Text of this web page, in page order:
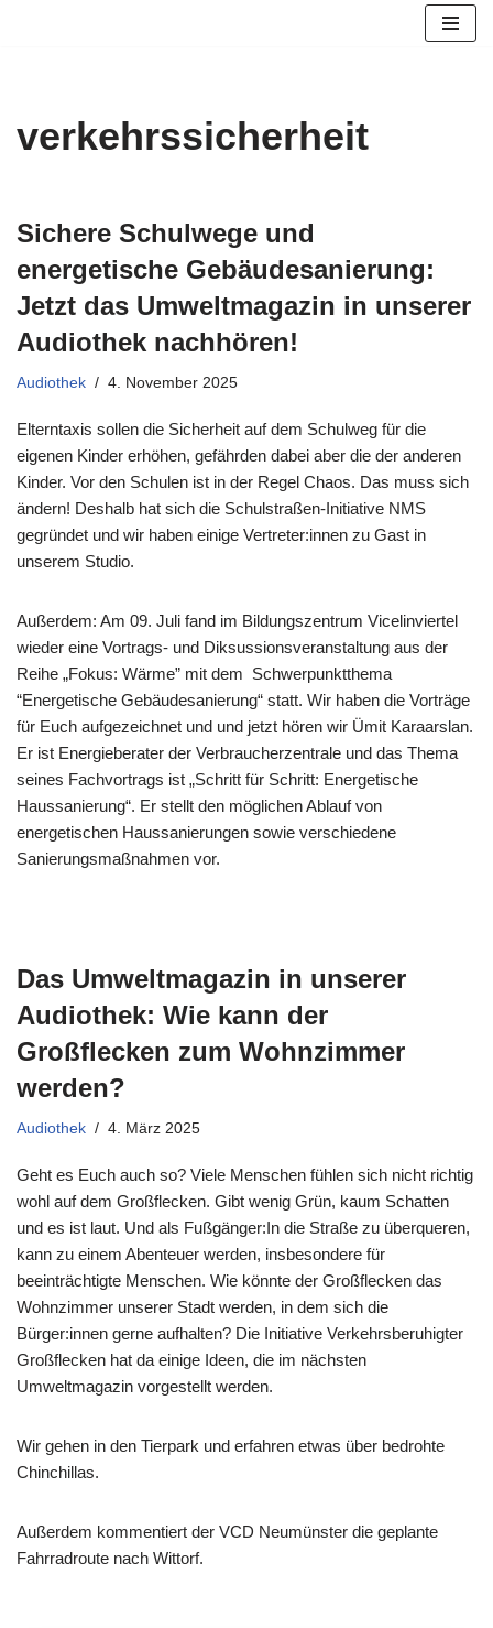
verkehrssicherheit
Sichere Schulwege und
energetische Gebäudesanierung:
Jetzt das Umweltmagazin in unserer
Audiothek nachhören!
Audiothek 4. November 2025
Elterntaxis sollen die Sicherheit auf dem Schulweg für die
eigenen Kinder erhöhen, gefährden dabei aber die der anderen
Kinder. Vor den Schulen ist in der Regel Chaos. Das muss sich
ändern! Deshalb hat sich die Schulstraßen-Initiative NMS
gegründet und wir haben einige Vertreter:innen zu Gast in
unserem Studio.
Außerdem: Am 09. Juli fand im Bildungszentrum Vicelinviertel
wieder eine Vortrags- und Diksussionsveranstaltung aus der
Reihe „Fokus: Wärme” mit dem Schwerpunktthema
“Energetische Gebäudesanierung“ statt. Wir haben die Vorträge
für Euch aufgezeichnet und und jetzt hören wir Ümit Karaarslan.
Er ist Energieberater der Verbraucherzentrale und das Thema
seines Fachvortrags ist „Schritt für Schritt: Energetische
Haussanierung“. Er stellt den möglichen Ablauf von
energetischen Haussanierungen sowie verschiedene
Sanierungsmaßnahmen vor.
Das Umweltmagazin in unserer
Audiothek: Wie kann der
Großflecken zum Wohnzimmer
werden?
Audiothek 4. März 2025
Geht es Euch auch so? Viele Menschen fühlen sich nicht richtig
wohl auf dem Großflecken. Gibt wenig Grün, kaum Schatten
und es ist laut. Und als Fußgänger:In die Straße zu überqueren,
kann zu einem Abenteuer werden, insbesondere für
beeinträchtigte Menschen. Wie könnte der Großflecken das
Wohnzimmer unserer Stadt werden, in dem sich die
Bürger:innen gerne aufhalten? Die Initiative Verkehrsberuhigter
Großflecken hat da einige Ideen, die im nächsten
Umweltmagazin vorgestellt werden.
Wir gehen in den Tierpark und erfahren etwas über bedrohte
Chinchillas.
Außerdem kommentiert der VCD Neumünster die geplante
Fahrradroute nach Wittorf.